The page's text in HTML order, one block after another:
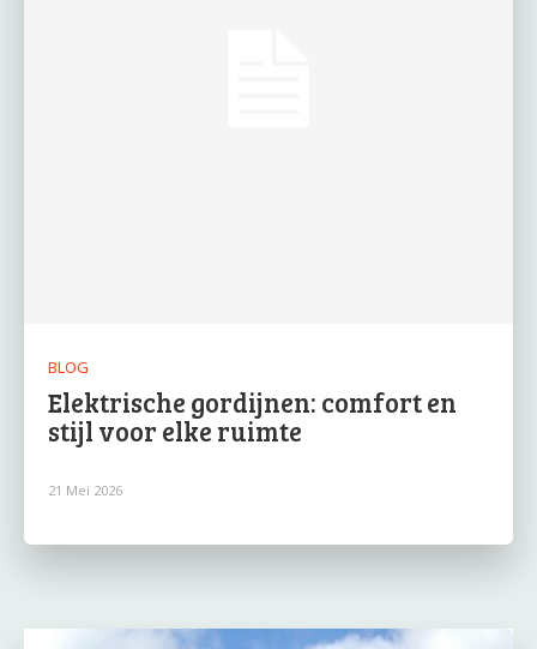
BLOG
Elektrische gordijnen: comfort en
stijl voor elke ruimte
21 Mei 2026